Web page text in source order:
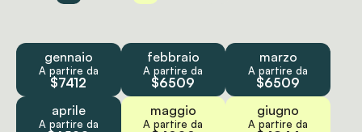
gennaio
A partire da
$7412
febbraio
A partire da
$6509
marzo
A partire da
$6509
aprile
A partire da
maggio
A partire da
giugno
A partire da